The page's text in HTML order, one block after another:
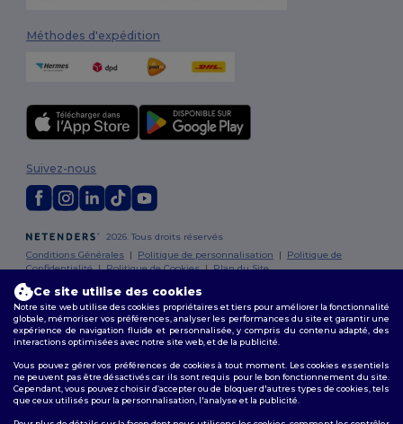
Méthodes d'expédition
2026. Tous droits réservés
Conditions Générales | Politique de personnalisation | Politique de
Confidentialité|Politique de Cookies|Plan du Site
Suivez-nous
Bruxelles |Anvers|Mortsel |Malines| Lierre |Turnhout| Geel|
Herentals | Hoogstraten|Bruges
Ce site utilise des cookies
Notre site web utilise des cookies propriétaires et tiers pour améliorer la fonctionnalité
globale, mémoriser vos préférences, analyser les performances du site et garantir une
expérience de navigation fluide et personnalisée, y compris du contenu adapté, des
interactions optimisées avec notre site web, et de la publicité.
Vous pouvez gérer vos préférences de cookies à tout moment. Les cookies essentiels
ne peuvent pas être désactivés car ils sont requis pour le bon fonctionnement du site.
Cependant, vous pouvez choisir d’accepter ou de bloquer d'autres types de cookies, tels
que ceux utilisés pour la personnalisation, l'analyse et la publicité.